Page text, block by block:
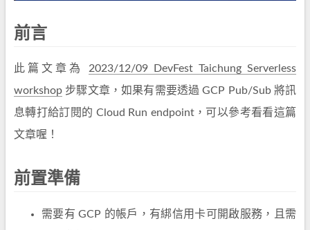
前言
此篇文章為 2023/12/09 DevFest Taichung Serverless
workshop 步驟文章，如果有需要透過 GCP Pub/Sub 將訊
息轉打給訂閱的 Cloud Run endpoint，可以參考看看這篇
文章喔！
前置準備
需要有 GCP 的帳戶，有綁信用卡可開啟服務，且需